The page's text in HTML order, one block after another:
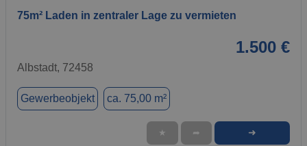
75m² Laden in zentraler Lage zu vermieten
1.500 €
Albstadt, 72458
Gewerbeobjekt ca. 75,00 m²
★ ➦ ➜